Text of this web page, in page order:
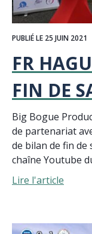
PUBLIÉ LE 25 JUIN 2021
FR
FIN DE
Big Bogue
de partenariat
de bilan de fin
chaîne Youtube
Lire l'article